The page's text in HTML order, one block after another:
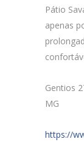
Pátio
apenas
Gentios
MG
https://